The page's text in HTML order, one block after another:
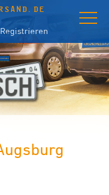
Registrieren